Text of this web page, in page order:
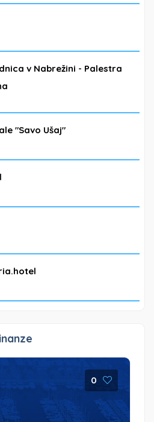
v Nabrežini - Palestra
"Savo Ušaj"
0